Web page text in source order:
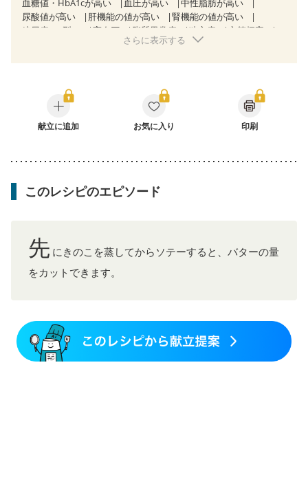
血糖値・HbA1cが高い
血圧が高い
中性脂肪が高い
尿酸値が高い
肝機能の値が高い
腎機能の値が高い
糖尿病（2型）
高血圧 脂質異常症 狭心症
心筋梗塞
胃ポリープ
胆石症
糖尿病性腎症（第３期）
CKD（ステージ１）
CKD（ステージ２）
CKD（ステージ３a）
CKD（ステージ３b）
透析
乳がん（抗がん剤治療中）
妊婦健診・血糖値が気になる（初期）
乾癬
貧血対策
ニキビ・肌荒れ 妊活中 更年期
さらに表示する
献立に追加 お気に入り 印刷
このレシピのエピソード
先 にきのこを蒸してからソテーすると、バターの量
をカットできます。